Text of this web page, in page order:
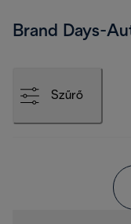
Brand Days-
Szűrő